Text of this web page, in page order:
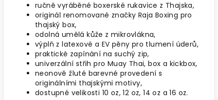
ručně vyráběné boxerské rukavice z Thajska,
originál renomované značky Raja Boxing pro
thajský box,
odolná umělá kůže z mikrovlákna,
výplň z latexové a EV pěny pro tlumení úderů,
praktické zapínání na suchý zip,
univerzální střih pro Muay Thai, box a kickbox,
neonově žluté barevné provedení s
originálními thajskými motivy,
dostupné velikosti 10 oz, 12 oz, 14 oz a 16 oz.